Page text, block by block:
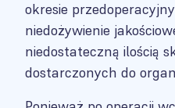
okresie
niedożywienie
niedostateczną ilością
dostarczonych do